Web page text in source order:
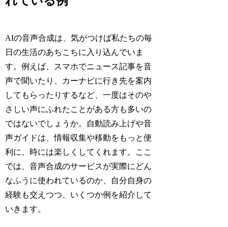
AIの音声合成は、気がつけば私たちの毎
日の生活のあちこちに入り込んでいま
す。例えば、スマホでニュース記事を音
声で聞いたり、カーナビに行き先を案内
してもらったりするなど、一度はそのや
さしい声にふれたことがある方も多いの
ではないでしょうか。自動読み上げや音
声ガイドは、情報収集や移動をもっと便
利に、時には楽しくしてくれます。ここ
では、音声合成のサービスが実際にどん
なふうに使われているのか、自分自身の
経験も交えつつ、いくつか例を紹介して
いきます。